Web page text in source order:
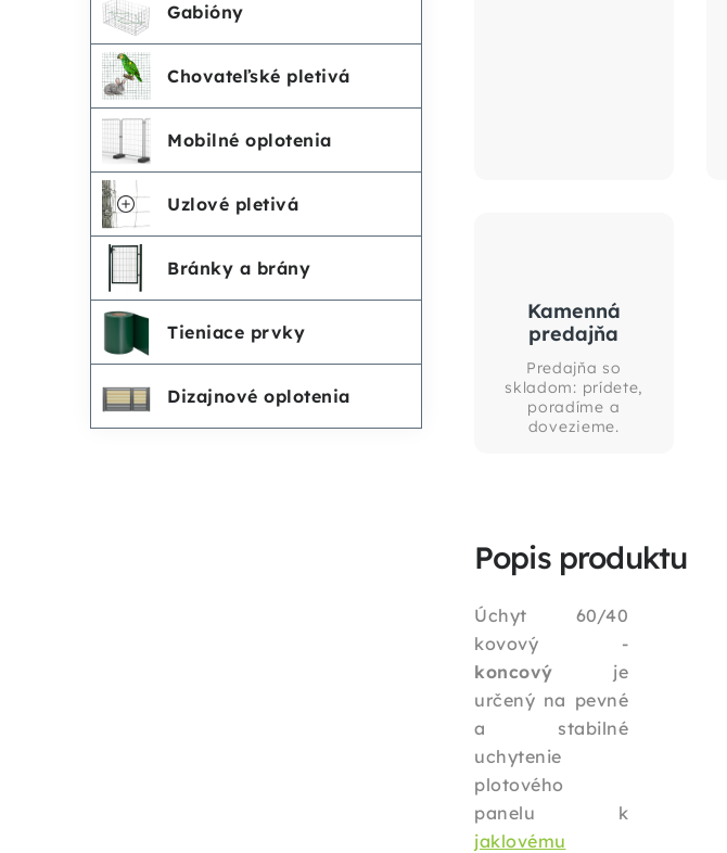
Gabióny
Chovateľské pletivá
Mobilné oplotenia
Uzlové pletivá
Bránky a brány
Tieniace prvky
Dizajnové oplotenia
Kamenná
predajňa
Predajňa so
skladom: prídete,
poradíme a
dovezieme.
Popis produktu
Úchyt 60/40
kovový -
koncový je
určený na pevné
a stabilné
uchytenie
plotového
panelu k
jaklovému